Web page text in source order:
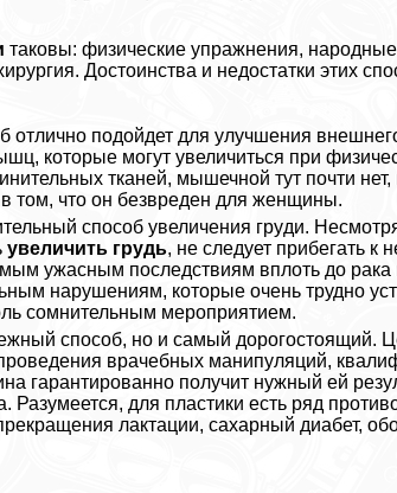
таковы: физические упражнения,
Достоинства и недостатки этих
отлично подойдет для улучшения
которые могут увеличиться при
тканей, мышечной тут почти
том, что он безвреден для женщины.
способ увеличения гpyди.
увеличить гpyдь, не следует прибегать к
ужасным последствиям вплоть до
нарушениям, которые очень трудно
сомнительным мероприятием.
способ, но и самый дорогостоящий.
врачебных манипуляций,
гарантированно получит нужный ей
для пластики есть ряд
лактации, сахарный диабет,